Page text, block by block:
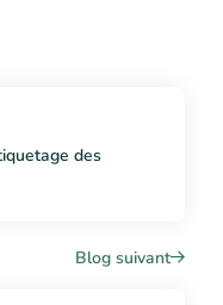
des
Blog suivant